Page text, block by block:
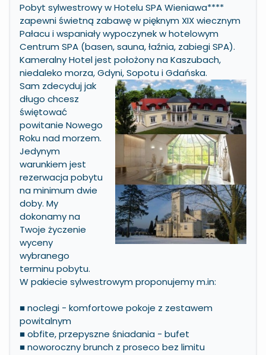
Pobyt sylwestrowy w Hotelu SPA Wieniawa****
zapewni świetną zabawę w pięknym XIX wiecznym
Pałacu i wspaniały wypoczynek w hotelowym
Centrum SPA (basen, sauna, łaźnia, zabiegi SPA).
Kameralny Hotel jest położony na Kaszubach,
niedaleko morza, Gdyni, Sopotu i Gdańska.
Sam zdecyduj jak
długo chcesz
świętować
powitanie Nowego
Roku nad morzem.
Jedynym
warunkiem jest
rezerwacja pobytu
na minimum dwie
doby. My
dokonamy na
Twoje życzenie
wyceny
wybranego
terminu pobytu.
W pakiecie sylwestrowym proponujemy m.in:
■ noclegi - komfortowe pokoje z zestawem
powitalnym
■ obfite, przepyszne śniadania - bufet
■ noworoczny brunch z proseco bez limitu